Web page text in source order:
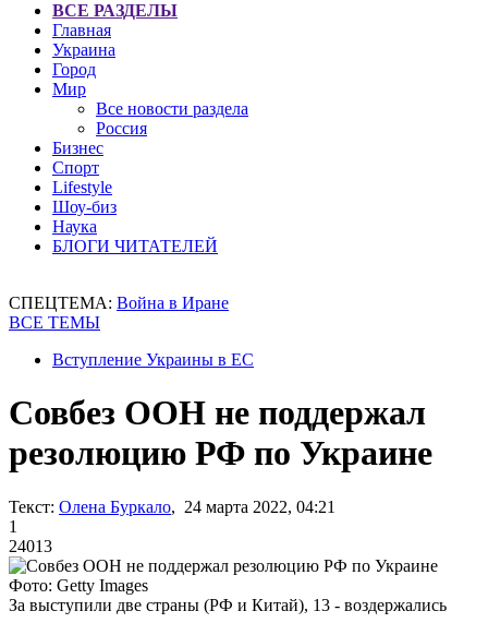
ВСЕ РАЗДЕЛЫ
Главная
Украина
Город
Мир
Все новости раздела
Россия
Бизнес
Спорт
Lifestyle
Шоу-биз
Наука
БЛОГИ ЧИТАТЕЛЕЙ
СПЕЦТЕМА: Война в Иране
ВСЕ ТЕМЫ
Вступление Украины в ЕС
Совбез ООН не поддержал
резолюцию РФ по Украине
Текст: Олена Буркало, 24 марта 2022, 04:21
1
24013
Фото: Getty Images
За выступили две страны (РФ и Китай), 13 - воздержались